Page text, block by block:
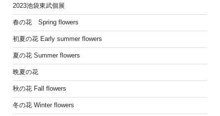
2023池袋東武個展
春の花 Spring flowers
初夏の花 Early summer flowers
夏の花 Summer flowers
晩夏の花
秋の花 Fall flowers
冬の花 Winter flowers